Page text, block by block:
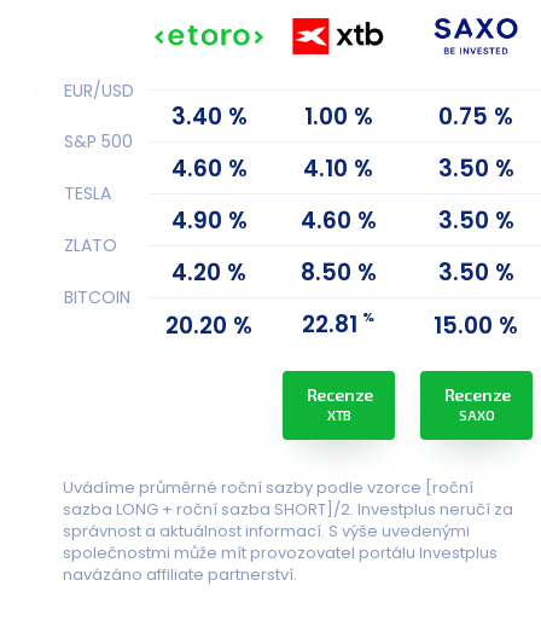
EUR/USD
3.40 % 1.00 % 0.75 %
S&P 500
4.60 % 4.10 % 3.50 %
TESLA
4.90 % 4.60 % 3.50 %
ZLATO
4.20 % 8.50 % 3.50 %
BITCOIN
20.20 % 22.81 % 15.00 %
Recenze
XTB
Recenze
SAXO
Uvádíme průměrné roční sazby podle vzorce [roční
sazba LONG + roční sazba SHORT]/2. Investplus neručí za
správnost a aktuálnost informací. S výše uvedenými
společnostmi může mít provozovatel portálu Investplus
navázáno affiliate partnerství.